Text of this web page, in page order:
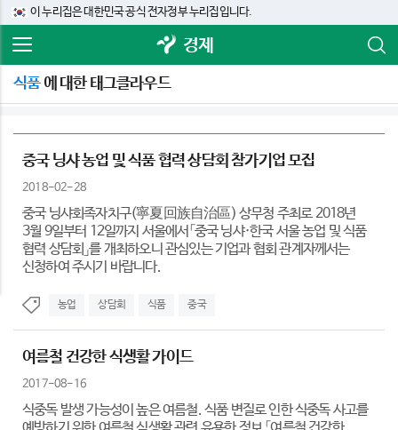
이 누리집은 대한민국 공식 전자정부 누리집입니다.
경제
식품에 대한 태그클라우드
중국 닝샤 농업 및 식품 협력 상담회 참가기업 모집
2018-02-28
중국 닝샤회족자치구(寧夏回族自治區) 상무청 주최로 2018년
3월 9일부터 12일까지 서울에서「중국 닝샤·한국 서울 농업 및 식품
협력 상담회」를 개최하오니 관심있는 기업과 협회 관계자께서는
신청하여 주시기 바랍니다.
농업 상담회 식품 중국
여름철 건강한 식생활 가이드
2017-08-16
식중독 발생 가능성이 높은 여름철. 식품 변질로 인한 식중독 사고를